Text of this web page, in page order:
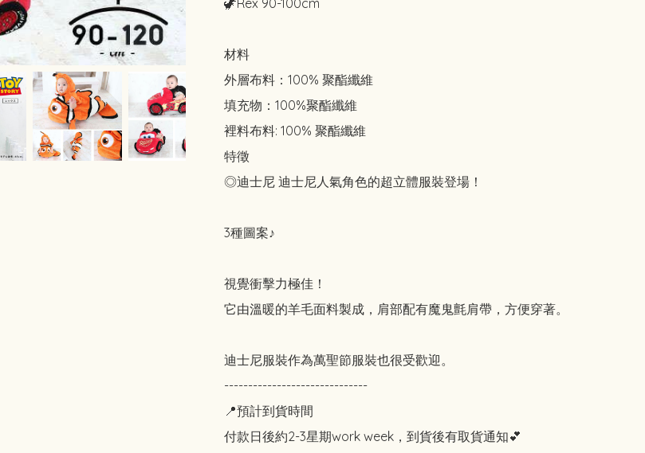
🦖Rex 90-100cm
材料
外層布料：100% 聚酯纖維
填充物：100%聚酯纖維
裡料布料: 100% 聚酯纖維
特徵
◎迪士尼 迪士尼人氣角色的超立體服裝登場！
3種圖案♪
視覺衝擊力極佳！
它由溫暖的羊毛面料製成，肩部配有魔鬼氈肩帶，方便穿著。
迪士尼服裝作為萬聖節服裝也很受歡迎。
------------------------------
📍預計到貨時間
付款日後約2-3星期work week，到貨後有取貨通知💕